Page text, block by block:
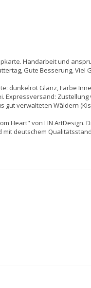
Handarbeit und
Gute Besserung, Viel
dunkelrot Glanz, Farbe
Expressversand: Zustellung
gut verwalteten Wäldern
Heart" von LIN ArtDesign.
mit deutschem